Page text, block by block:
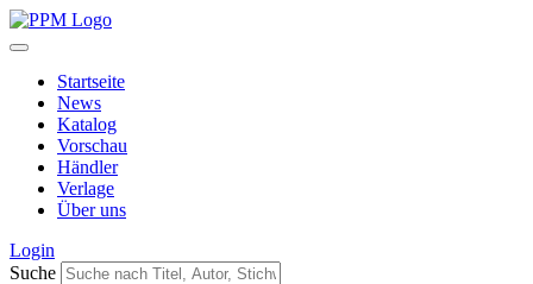
Startseite
News
Katalog
Vorschau
Händler
Verlage
Über uns
Login
Suche